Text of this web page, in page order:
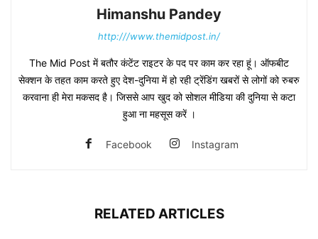
Himanshu Pandey
http:///www.themidpost.in/
The Mid Post में बतौर कंटेंट राइटर के पद पर काम कर रहा हूं। ऑफबीट
सेक्शन के तहत काम करते हुए देश-दुनिया में हो रही ट्रेंडिंग खबरों से लोगों को रुबरु
करवाना ही मेरा मकसद है। जिससे आप खुद को सोशल मीडिया की दुनिया से कटा
हुआ ना महसूस करें ।
Facebook Instagram
RELATED ARTICLES